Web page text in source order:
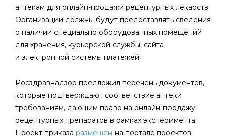
аптекам для онлайн-продажи рецептурных лекарств.
Организации должны будут предоставлять сведения
о наличии специально оборудованных помещений
для хранения, курьерской службы, сайта
и электронной системы платежей.
Росздравнадзор предложил перечень документов,
которые подтверждают соответствие аптеки
требованиям, дающим право на онлайн-продажу
рецептурных препаратов в рамках эксперимента.
Проект приказа размещен на портале проектов